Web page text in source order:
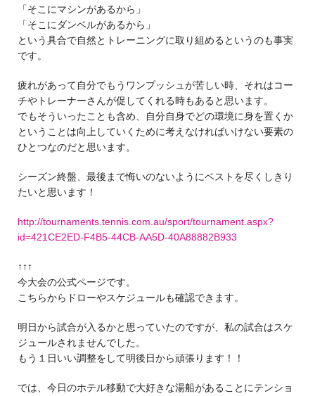
「そこにマシンがあるから」
「そこにダンベルがあるから」
という具合で自然とトレーニングに取り組めるというのも事実
です。
疲れがあって自分でもうワンプッシュが苦しい時、それはコー
チやトレーナーさんが促してくれる時もあると思います。
でもそういったことも含め、自分自身でどの環境に身を置くか
ということは向上していくために考えなければいけない要素の
ひとつなのだと思います。
シーズン終盤、最後まで悔いのないようにベストを尽くしきり
たいと思います！
http://tournaments.tennis.com.au/sport/tournament.aspx?
id=421CE2ED-F4B5-44CB-AA5D-40A88882B933
↑↑↑
今大会の公式ページです。
こちらからドローやスケジュールも確認できます。
明日から試合が入るかと思っていたのですが、私の試合はスケ
ジュールされませんでした。
もう１日いい調整をして明後日から頑張ります！！
では、今日のホテル移動で大好きな湯船があることにテンショ